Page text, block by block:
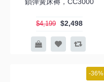
$4,199 $2,498
-36%